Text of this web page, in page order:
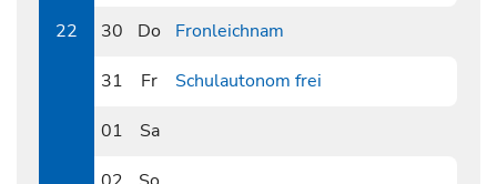
22
30
Do Fronleichnam
31
Fr Schulautonom frei
01
Sa